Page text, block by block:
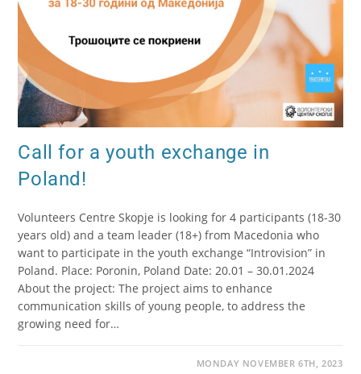
Call for a youth exchange in
Poland!
Volunteers Centre Skopje is looking for 4 participants (18-30
years old) and a team leader (18+) from Macedonia who
want to participate in the youth exchange “Introvision” in
Poland. Place: Poronin, Poland Date: 20.01 – 30.01.2024
About the project: The project aims to enhance
communication skills of young people, to address the
growing need for…
MONDAY NOVEMBER 6TH, 2023